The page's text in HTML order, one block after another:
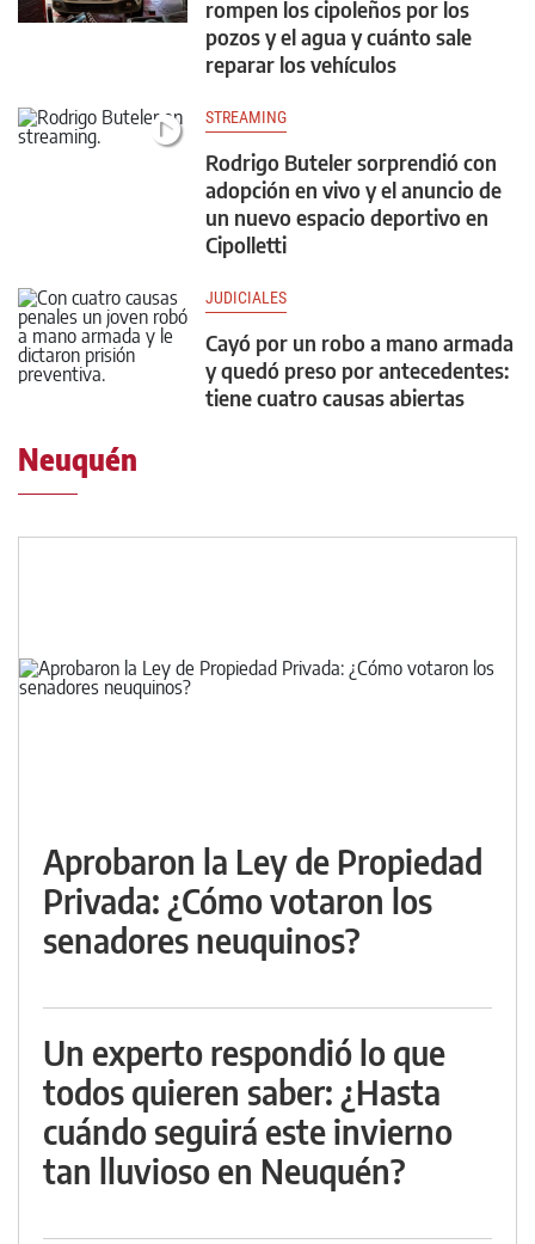
rompen los cipoleños por los
pozos y el agua y cuánto sale
reparar los vehículos
STREAMING
Rodrigo Buteler sorprendió con
adopción en vivo y el anuncio de
un nuevo espacio deportivo en
Cipolletti
JUDICIALES
Cayó por un robo a mano armada
y quedó preso por antecedentes:
tiene cuatro causas abiertas
Neuquén
Aprobaron la Ley de Propiedad
Privada: ¿Cómo votaron los
senadores neuquinos?
Un experto respondió lo que
todos quieren saber: ¿Hasta
cuándo seguirá este invierno
tan lluvioso en Neuquén?